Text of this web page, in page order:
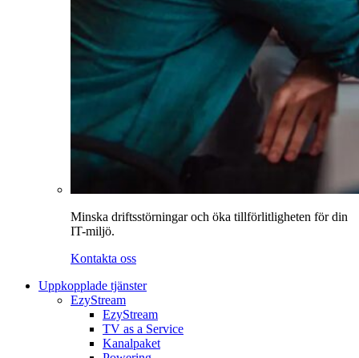
Minska driftsstörningar och öka tillförlitligheten för din
IT-miljö.
Kontakta oss
Uppkopplade tjänster
EzyStream
EzyStream
TV as a Service
Kanalpaket